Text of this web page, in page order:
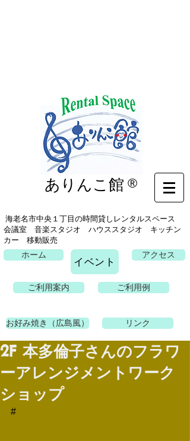
イベント
ありんこ館 ®
海老名市中央１丁目の時間貸しレンタルスペース
会議室 音楽スタジオ ハウススタジオ キッチン
カー 移動販売
ホーム
イベント
アクセス
ご利用案内 ご利用例
お好み焼き（広島風） リンク
2F 本多倫子さんのフラワ
ーアレンジメントワーク
ショップ
#